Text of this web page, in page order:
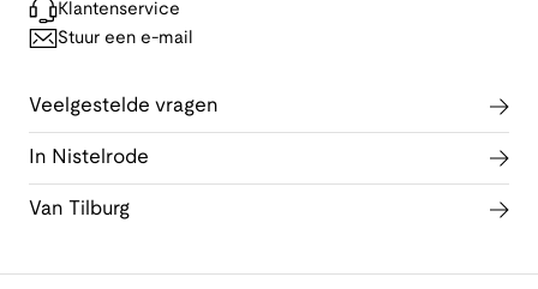
Klantenservice
Stuur een e-mail
Veelgestelde vragen
In Nistelrode
Van Tilburg